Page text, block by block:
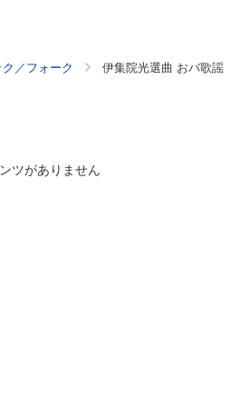
／フォーク 伊集院光選曲 おバ歌謡
ツがありません